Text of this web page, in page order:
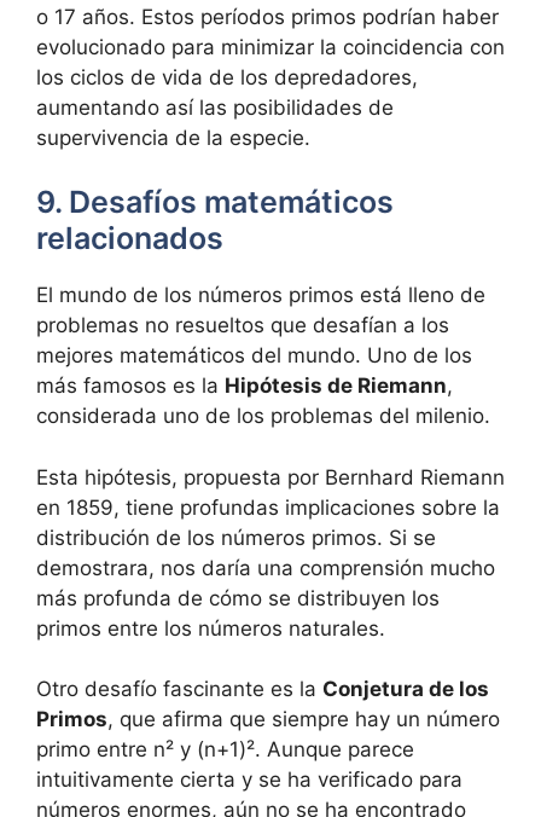
o 17 años. Estos períodos primos podrían haber
evolucionado para minimizar la coincidencia con
los ciclos de vida de los depredadores,
aumentando así las posibilidades de
supervivencia de la especie.
9. Desafíos matemáticos
relacionados
El mundo de los números primos está lleno de
problemas no resueltos que desafían a los
mejores matemáticos del mundo. Uno de los
más famosos es la Hipótesis de Riemann,
considerada uno de los problemas del milenio.
Esta hipótesis, propuesta por Bernhard Riemann
en 1859, tiene profundas implicaciones sobre la
distribución de los números primos. Si se
demostrara, nos daría una comprensión mucho
más profunda de cómo se distribuyen los
primos entre los números naturales.
Otro desafío fascinante es la Conjetura de los
Primos, que afirma que siempre hay un número
primo entre n² y (n+1)². Aunque parece
intuitivamente cierta y se ha verificado para
números enormes, aún no se ha encontrado